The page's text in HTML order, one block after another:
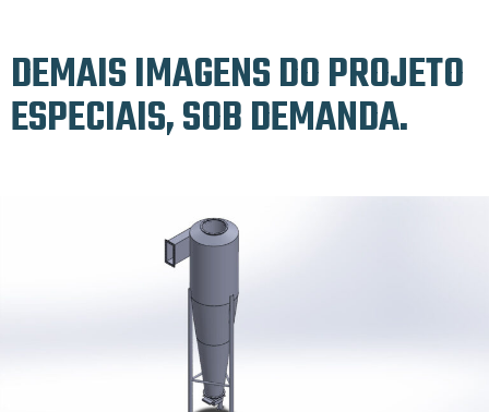
DEMAIS IMAGENS DO PROJETO
ESPECIAIS, SOB DEMANDA.